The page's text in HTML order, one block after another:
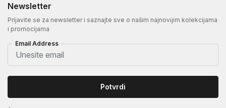
Newsletter
Prijavite se za newsletter i saznajte sve o našim najnovijim kolekcijama
i promocijama
Email Address
Potvrdi